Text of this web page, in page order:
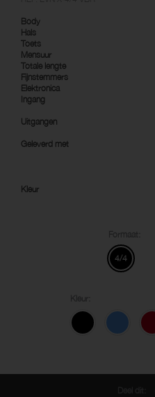
Body
Hals
Toets
Mensuur
Totale lengte
Fijnstemmers
Elektronica
Ingang
Uitgangen
Geleverd met
Kleur
4/4